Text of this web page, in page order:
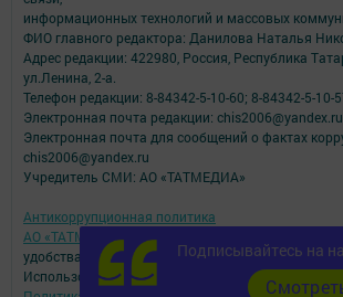
Подписывайтесь на
информационных технологий и массовых
ФИО главного редактора: Данилова Наталья
Адрес редакции: 422980, Россия, Республика
ул.Ленина, 2-а.
Телефон редакции: 8-84342-5-10-60; 8-84342-5-
Электронная почта редакции: chis2006@yandex.ru
Электронная почта для сообщений о фактах
chis2006@yandex.ru
Учредитель СМИ: АО «ТАТМЕДИА»
Антикоррупционная политика
АО «ТАТМЕДИА» использует «cookie»
для
удобства пользователей сайтом.
Использование «cookie» можно отменить в